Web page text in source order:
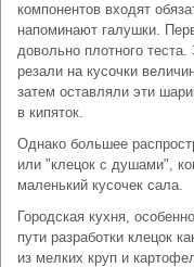
компонентов входят
напоминают галушки.
довольно плотного
резали на кусочки
затем оставляли эти
в кипяток.
Однако большее
или "клецок с душами",
маленький кусочек сала.
Городская кухня,
пути разработки клецок
из мелких круп и